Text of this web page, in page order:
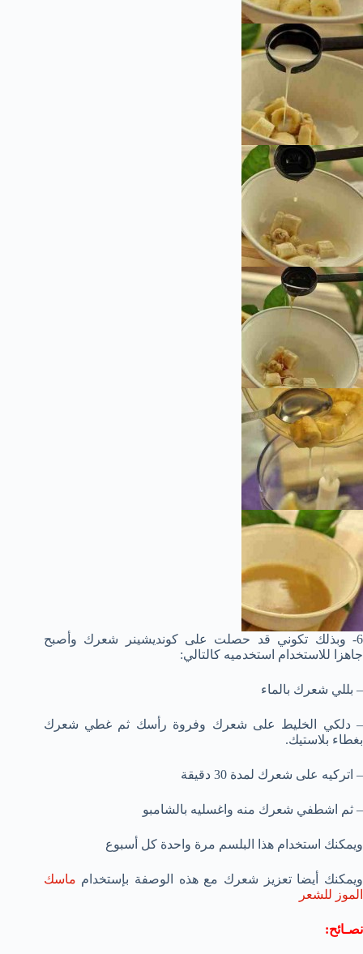
6- وبذلك تكوني قد حصلت على كونديشينر شعرك وأصبح
جاهزا للاستخدام استخدميه كالتالي:
– بللي شعرك بالماء
– دلكي الخليط على شعرك وفروة رأسك ثم غطي شعرك
بغطاء بلاستيك.
– اتركيه على شعرك لمدة 30 دقيقة
– ثم اشطفي شعرك منه واغسليه بالشامبو
ويمكنك استخدام هذا البلسم مرة واحدة كل أسبوع
ويمكنك أيضا تعزيز شعرك مع هذه الوصفة بإستخدام ماسك
الموز للشعر
نصـائح: